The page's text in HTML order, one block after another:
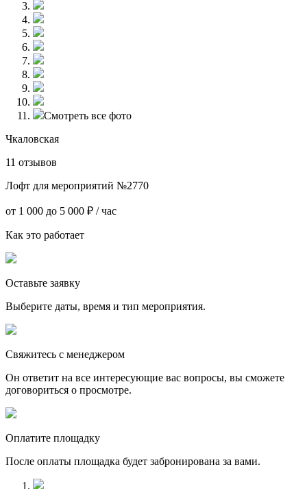
Смотреть все фото
Чкаловская
11 отзывов
Лофт для мероприятий №2770
от 1 000 до 5 000 ₽ / час
Как это работает
Оставьте заявку
Выберите даты, время и тип мероприятия.
Свяжитесь с менеджером
Он ответит на все интересующие вас вопросы, вы сможете
договориться о просмотре.
Оплатите площадку
После оплаты площадка будет забронирована за вами.